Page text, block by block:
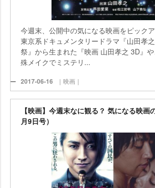
今週末、公開中の気になる映画をピック
東京系ドキュメンタリードラマ『山田孝
祭』から生まれた『映画 山田孝之 3D』
殊メイクでミステリ...
2017-06-16 ｜映画｜
【映画】今週末なに観る？ 気になる映画
月9日号）